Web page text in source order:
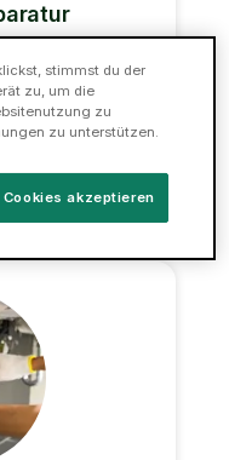
für
stimmst du der
zu, um die
zu
zu unterstützen.
Cookies akzeptieren